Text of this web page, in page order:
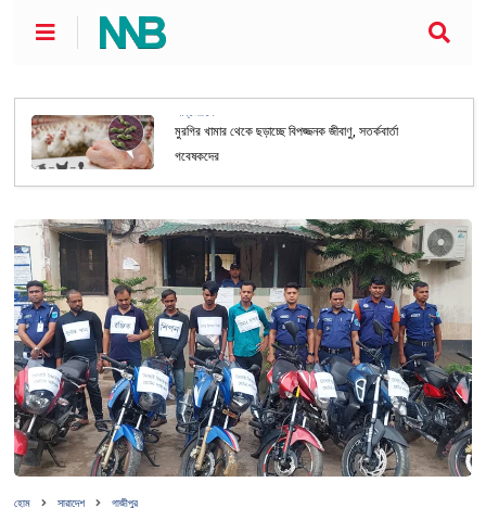
মুরগির খামার থেকে ছড়াচ্ছে বিপজ্জনক জীবাণু, সতর্কবার্তা
গবেষকদের
হোম সারাদেশ গাজীপুর